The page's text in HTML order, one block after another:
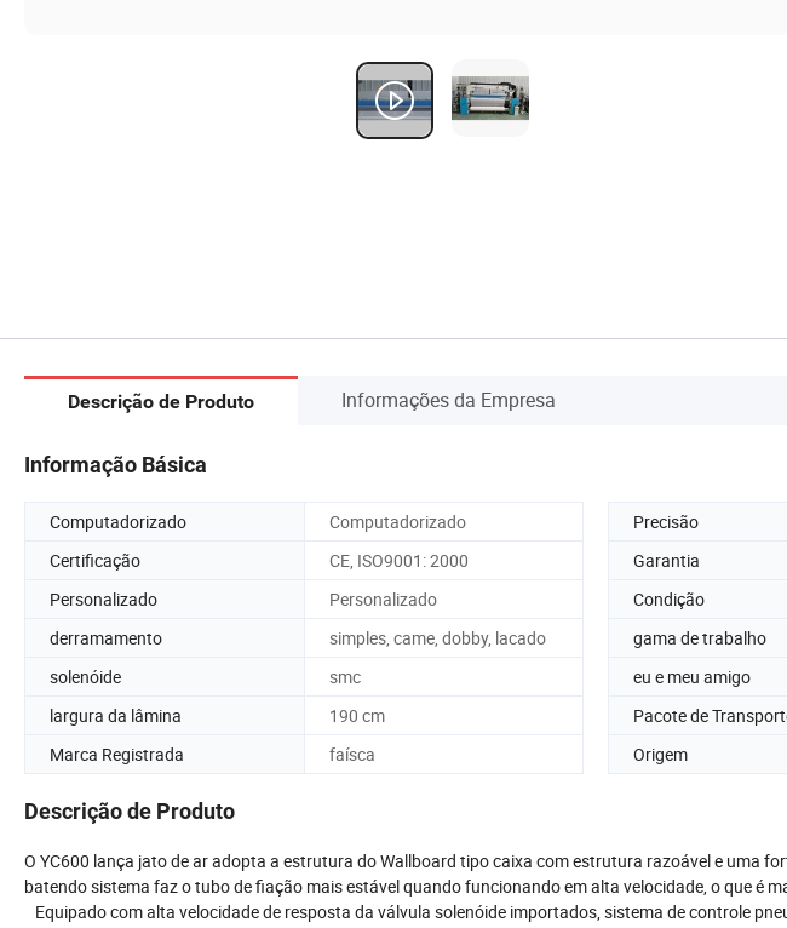
Descrição de Produto Informações da Empresa
Informação Básica
Computadorizado Computadorizado Precisão
Certificação
CE, ISO9001: 2000 Garantia
Personalizado
Personalizado Condição
derramamento
simples, came, dobby, lacado gama de trabalho
solenóide
smc eu e meu amigo
largura da lâmina
190 cm Pacote de
Marca Registrada
faísca Origem
Descrição de Produto
O YC600 lança jato de ar adopta a estrutura do Wallboard tipo caixa com estrutura razoável e uma
batendo sistema faz o tubo de fiação mais estável quando funcionando em alta velocidade, o que é
Equipado com alta velocidade de resposta da válvula solenóide importados, sistema de controle